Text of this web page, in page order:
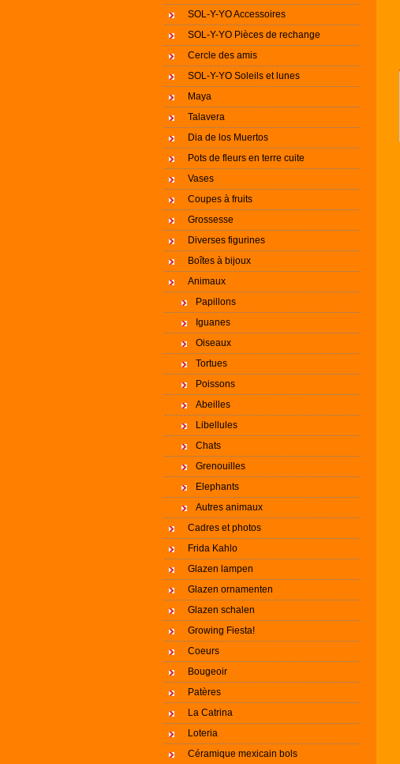
SOL-Y-YO Accessoires
SOL-Y-YO Pièces de rechange
Cercle des amis
SOL-Y-YO Soleils et lunes
Maya
Talavera
Dia de los Muertos
Pots de fleurs en terre cuite
Vases
Coupes à fruits
Grossesse
Diverses figurines
Boîtes à bijoux
Animaux
Papillons
Iguanes
Oiseaux
Tortues
Poissons
Abeilles
Libellules
Chats
Grenouilles
Elephants
Autres animaux
Cadres et photos
Frida Kahlo
Glazen lampen
Glazen ornamenten
Glazen schalen
Growing Fiesta!
Coeurs
Bougeoir
Patères
La Catrina
Loteria
Céramique mexicain bols